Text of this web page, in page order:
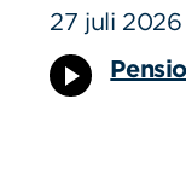
27 juli 2026